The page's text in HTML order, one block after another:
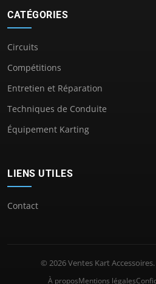
CATÉGORIES
Circuits
Compétitions
Entretien et Réparation
Techniques de Conduite
Équipement Karting
LIENS UTILES
Contact
© 2026 Ventes Kart
À proposMentions légales